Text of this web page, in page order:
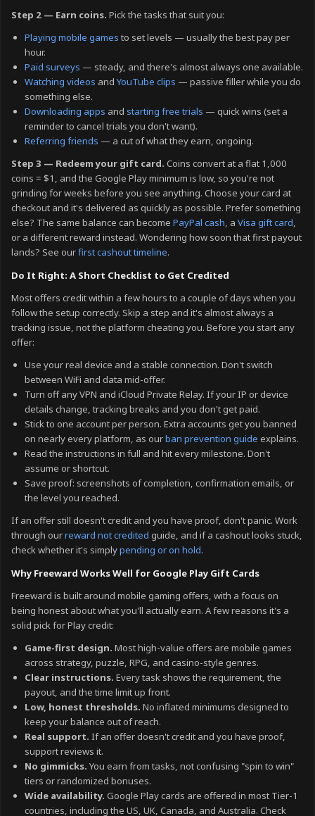
Step 2 — Earn coins. Pick the tasks that suit you:
Playing mobile games to set levels — usually the best pay per
hour.
Paid surveys — steady, and there's almost always one available.
Watching videos and YouTube clips — passive filler while you do
something else.
Downloading apps and starting free trials — quick wins (set a
reminder to cancel trials you don't want).
Referring friends — a cut of what they earn, ongoing.
Step 3 — Redeem your gift card. Coins convert at a flat 1,000
coins = $1, and the Google Play minimum is low, so you're not
grinding for weeks before you see anything. Choose your card at
checkout and it's delivered as quickly as possible. Prefer something
else? The same balance can become PayPal cash, a Visa gift card,
or a different reward instead. Wondering how soon that first payout
lands? See ourfirst cashout timeline.
Do It Right: A Short Checklist to Get Credited
Most offers credit within a few hours to a couple of days when you
follow the setup correctly. Skip a step and it's almost always a
tracking issue, not the platform cheating you. Before you start any
offer:
Use your real device and a stable connection. Don't switch
between WiFi and data mid-offer.
Turn off any VPN and iCloud Private Relay. If your IP or device
details change, tracking breaks and you don't get paid.
Stick to one account per person. Extra accounts get you banned
on nearly every platform, as ourban prevention guide explains.
Read the instructions in full and hit every milestone. Don't
assume or shortcut.
Save proof: screenshots of completion, confirmation emails, or
the level you reached.
If an offer still doesn't credit and you have proof, don't panic. Work
through ourreward not credited guide, and if a cashout looks stuck,
check whether it's simplypending or on hold.
Why Freeward Works Well for Google Play Gift Cards
Freeward is built around mobile gaming offers, with a focus on
being honest about what you'll actually earn. A few reasons it's a
solid pick for Play credit:
Game-first design. Most high-value offers are mobile games
across strategy, puzzle, RPG, and casino-style genres.
Clear instructions. Every task shows the requirement, the
payout, and the time limit up front.
Low, honest thresholds. No inflated minimums designed to
keep your balance out of reach.
Real support. If an offer doesn't credit and you have proof,
support reviews it.
No gimmicks. You earn from tasks, not confusing "spin to win"
tiers or randomized bonuses.
Wide availability. Google Play cards are offered in most Tier-1
countries, including the US, UK, Canada, and Australia. Check